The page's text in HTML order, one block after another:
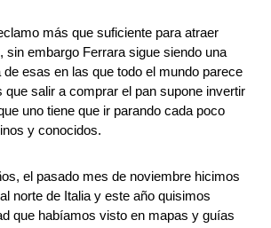
más que suficiente para atraer
sin embargo Ferrara sigue siendo una
esas en las que todo el mundo parece
que salir a comprar el pan supone invertir
uno tiene que ir parando cada poco
y conocidos.
el pasado mes de noviembre hicimos
norte de Italia y este año quisimos
que habíamos visto en mapas y guías